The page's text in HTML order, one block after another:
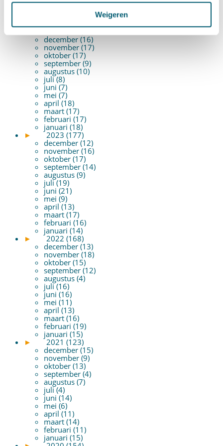
Weigeren
januari (15)
december (16)
november (17)
oktober (17)
september (9)
augustus (10)
juli (8)
juni (7)
mei (7)
april (18)
maart (17)
februari (17)
januari (18)
►
2023 (177)
december (12)
november (16)
oktober (17)
september (14)
augustus (9)
juli (19)
juni (21)
mei (9)
april (13)
maart (17)
februari (16)
januari (14)
►
2022 (168)
december (13)
november (18)
oktober (15)
september (12)
augustus (4)
juli (16)
juni (16)
mei (11)
april (13)
maart (16)
februari (19)
januari (15)
►
2021 (123)
december (15)
november (9)
oktober (13)
september (4)
augustus (7)
juli (4)
juni (14)
mei (6)
april (11)
maart (14)
februari (11)
januari (15)